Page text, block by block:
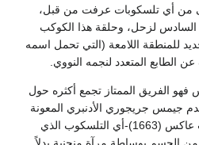
من أي تلسكوبات عرفت من قبل،
(1655) القمر السادس لزحل، وحلقة هذا الكوكب
للمنطقة اللامعة (التي تحمل اسمه
المتعدد لنجمه النووي.
الفريق الممتاز تجمع أكثره حول
جيمس جريجوري الأدنبري المعونة
من بعيد بتصميمه أول تلسكوب عاكس (1663)-أي التلسكوب الذي
من الجسم بوساطة مرآة منحنية بدلاً